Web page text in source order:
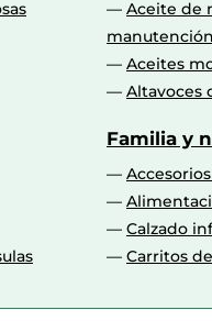
Aceite de
manutención
Aceites
Altavoces
Familia y
Calzado
Carritos